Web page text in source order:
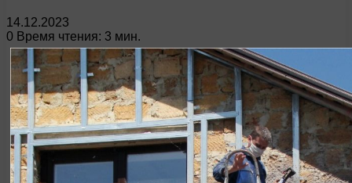
14.12.2023
0 Время чтения: 3 мин.